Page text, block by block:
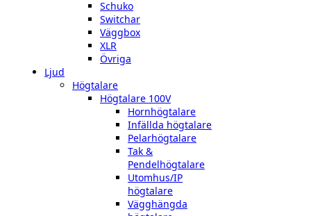
Schuko
Switchar
Väggbox
XLR
Övriga
Ljud
Högtalare
Högtalare 100V
Hornhögtalare
Infällda högtalare
Pelarhögtalare
Tak &
Pendelhögtalare
Utomhus/IP
högtalare
Vägghängda